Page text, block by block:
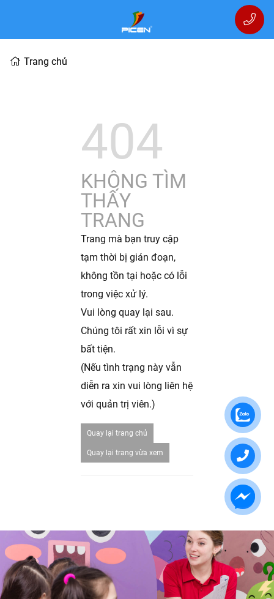
Trang chủ
404
KHÔNG TÌM
THẤY
TRANG
Trang mà bạn truy cập
tạm thời bị gián đoạn,
không tồn tại hoặc có lỗi
trong việc xử lý.
Vui lòng quay lại sau.
Chúng tôi rất xin lỗi vì sự
bất tiện.
(Nếu tình trạng này vẫn
diễn ra xin vui lòng liên hệ
với quản trị viên.)
Quay lại trang chủ
Quay lại trang vừa xem